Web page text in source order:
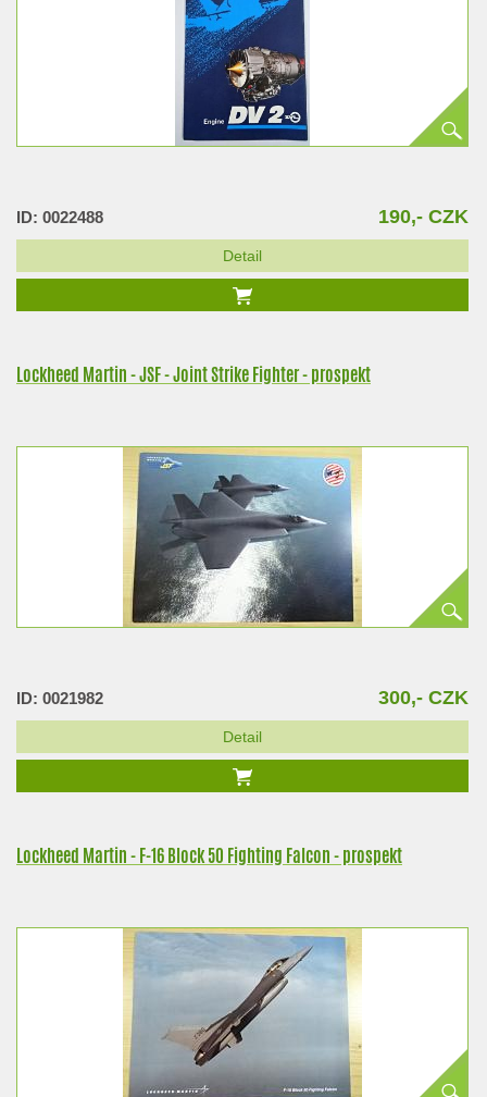
ID: 0022488 190,- CZK
Detail
Lockheed Martin - JSF - Joint Strike Fighter - prospekt
ID: 0021982 300,- CZK
Detail
Lockheed Martin - F-16 Block 50 Fighting Falcon - prospekt